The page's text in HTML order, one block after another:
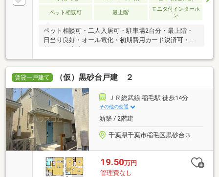
ペット相談可 最上階
モニタ付インターホ
ン
ペット相談可・二人入居可・駐車場2台分・最上階・
日当り良好・オール電化・初期費用カード決済可・家
賃貸一戸建て （仮）黒砂台戸建 ２
ＪＲ総武線 稲毛駅 徒歩14分
その他の交通
新築 / 2階建
千葉県千葉市稲毛区黒砂台３
19.50万円
管理費なし